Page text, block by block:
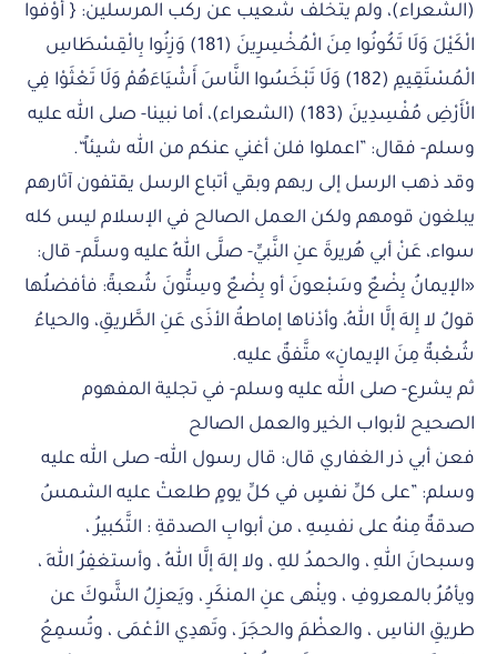
(الشعراء)، ولم يتخلف شعيب عن ركب المرسلين: { أَوْفُوا
الْكَيْلَ وَلَا تَكُونُوا مِنَ الْمُخْسِرِينَ (181) وَزِنُوا بِالْقِسْطَاسِ
الْمُسْتَقِيمِ (182) وَلَا تَبْخَسُوا النَّاسَ أَشْيَاءَهُمْ وَلَا تَعْثَوْا فِي
الْأَرْضِ مُفْسِدِينَ (183) (الشعراء)، أما نبينا- صلى الله عليه
وسلم- فقال: ”اعملوا فلن أغني عنكم من الله شيئاً“.
وقد ذهب الرسل إلى ربهم وبقي أتباع الرسل يقتفون آثارهم
يبلغون قومهم ولكن العمل الصالح في الإسلام ليس كله
سواء، عَنْ أبي هُريرةَ عنِ النَّبيِّ- صلَّى اللهُ عليه وسلَّم- قال:
«الإيمانُ بِضْعٌ وسَبْعونَ أو بِضْعٌ وسِتُّونَ شُعبةً: فأفضلُها
قولُ لا إِلهَ إلَّا اللهُ، وأدْناها إماطةُ الأذَى عَنِ الطَّريقِ، والحياءُ
شُعْبةٌ مِنَ الإيمانِ» متَّفقٌ عليه.
ثم يشرع- صلى الله عليه وسلم- في تجلية المفهوم
الصحيح لأبواب الخير والعمل الصالح
فعن أبي ذر الغفاري قال: قال رسول الله- صلى الله عليه
وسلم: ”على كلِّ نفسٍ في كلِّ يومٍ طلعتْ عليه الشمسُ
صدقةٌ مِنهُ على نفسِهِ ، من أبوابِ الصدقةِ : التَّكبيرُ ،
وسبحانَ اللهِ ، والحمدُ للهِ ، ولا إلهَ إلَّا اللهُ ، وأستغفِرُ اللهَ ،
ويأمُرُ بالمعروفِ ، وينْهى عنِ المنكَرِ ، ويَعزِلُ الشَّوكَ عن
طريقِ الناسِ ، والعظْمَ والحجَرَ ، وتَهدِي الأعْمَى ، وتُسمِعُ